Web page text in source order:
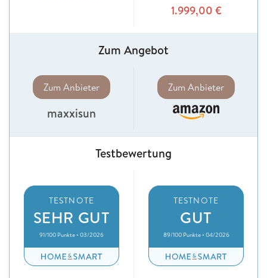
1.999,00 €
Zum Angebot
Zum Anbieter
maxxisun
Zum Anbieter
Testbewertung
TESTNOTE
SEHR GUT
91/100 Punkte • 03/2026
TESTNOTE
GUT
89/100 Punkte • 04/2026